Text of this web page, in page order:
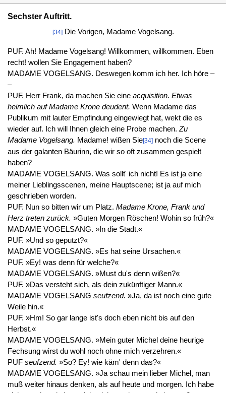
Sechster Auftritt.
[34]Die Vorigen, Madame Vogelsang.
PUF. Ah! Madame Vogelsang! Willkommen, willkommen. Eben
recht! wollen Sie Engagement haben?
MADAME VOGELSANG. Deswegen komm ich her. Ich höre –
–
PUF. Herr Frank, da machen Sie eine acquisition. Etwas
heimlich auf Madame Krone deudent. Wenn Madame das
Publikum mit lauter Empfindung eingewiegt hat, wekt die es
wieder auf. Ich will Ihnen gleich eine Probe machen. Zu
Madame Vogelsang. Madame! wißen Sie[34]noch die Scene
aus der galanten Bäurinn, die wir so oft zusammen gespielt
haben?
MADAME VOGELSANG. Was sollt' ich nicht! Es ist ja eine
meiner Lieblingsscenen, meine Hauptscene; ist ja auf mich
geschrieben worden.
PUF. Nun so bitten wir um Platz. Madame Krone, Frank und
Herz treten zurück. »Guten Morgen Röschen! Wohin so früh?«
MADAME VOGELSANG. »In die Stadt.«
PUF. »Und so geputzt?«
MADAME VOGELSANG. »Es hat seine Ursachen.«
PUF. »Ey! was denn für welche?«
MADAME VOGELSANG. »Must du's denn wißen?«
PUF. »Das versteht sich, als dein zukünftiger Mann.«
MADAME VOGELSANG seufzend. »Ja, da ist noch eine gute
Weile hin.«
PUF. »Hm! So gar lange ist's doch eben nicht bis auf den
Herbst.«
MADAME VOGELSANG. »Mein guter Michel deine heurige
Fechsung wirst du wohl noch ohne mich verzehren.«
PUF seufzend. »So? Ey! wie käm' denn das?«
MADAME VOGELSANG. »Ja schau mein lieber Michel, man
muß weiter hinaus denken, als auf heute und morgen. Ich habe